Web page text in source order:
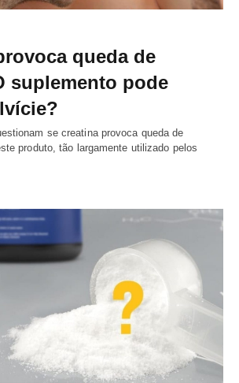
queda de
suplemento pode
se creatina provoca queda de
produto, tão largamente utilizado pelos